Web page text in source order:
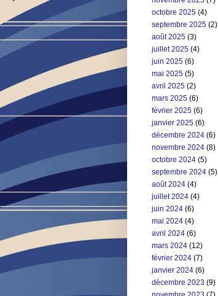
octobre 2025 (4)
septembre 2025 (2)
août 2025 (3)
juillet 2025 (4)
juin 2025 (6)
mai 2025 (5)
avril 2025 (2)
mars 2025 (6)
février 2025 (6)
janvier 2025 (6)
décembre 2024 (6)
novembre 2024 (8)
octobre 2024 (5)
septembre 2024 (5)
août 2024 (4)
juillet 2024 (4)
juin 2024 (6)
mai 2024 (4)
avril 2024 (6)
mars 2024 (12)
février 2024 (7)
janvier 2024 (6)
décembre 2023 (9)